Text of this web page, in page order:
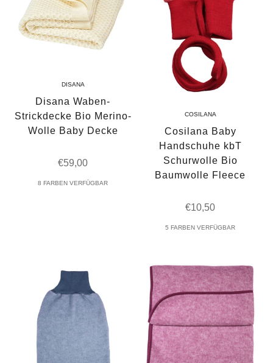
DISANA
Disana Waben-
Strickdecke Bio Merino-
Wolle Baby Decke
Angebot
€59,00
8 FARBEN VERFÜGBAR
COSILANA
Cosilana Baby
Handschuhe kbT
Schurwolle Bio
Baumwolle Fleece
Angebot
€10,50
5 FARBEN VERFÜGBAR